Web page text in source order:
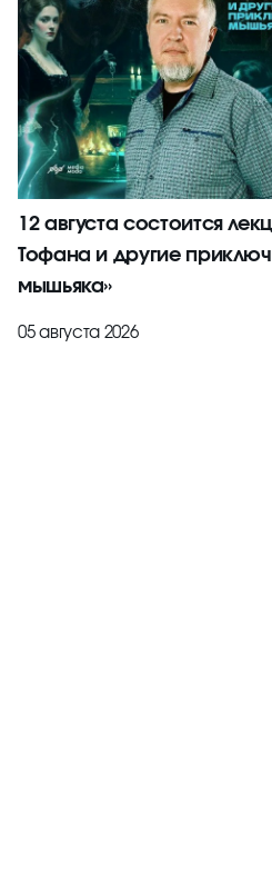
12 августа состоится
Тофана и другие
мышьяка»
05 августа 2026